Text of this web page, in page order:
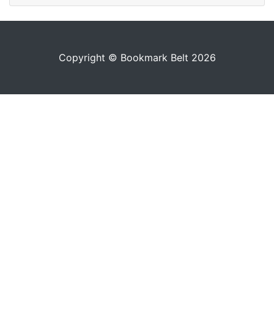
Copyright © Bookmark Belt 2026